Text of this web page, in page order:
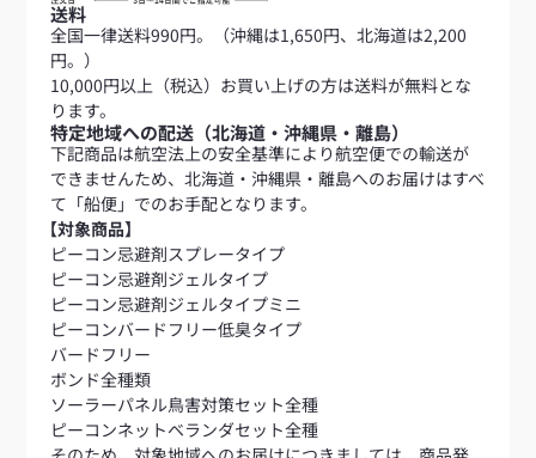
送料
全国一律送料990円。（沖縄は1,650円、北海道は2,200
円。）
10,000円以上（税込）お買い上げの方は送料が無料とな
ります。
特定地域への配送（北海道・沖縄県・離島）
下記商品は航空法上の安全基準により航空便での輸送が
できませんため、北海道・沖縄県・離島へのお届けはすべ
て「船便」でのお手配となります。
【対象商品】
ピーコン忌避剤スプレータイプ
ピーコン忌避剤ジェルタイプ
ピーコン忌避剤ジェルタイプミニ
ピーコンバードフリー低臭タイプ
バードフリー
ボンド全種類
ソーラーパネル鳥害対策セット全種
ピーコンネットベランダセット全種